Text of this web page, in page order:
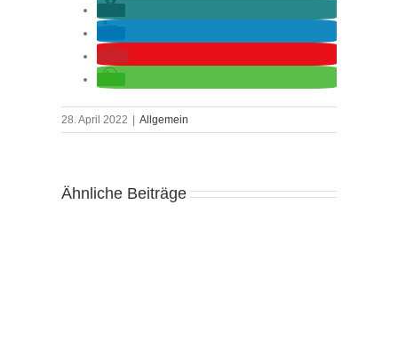
28. April 2022 | Allgemein
Ähnliche Beiträge